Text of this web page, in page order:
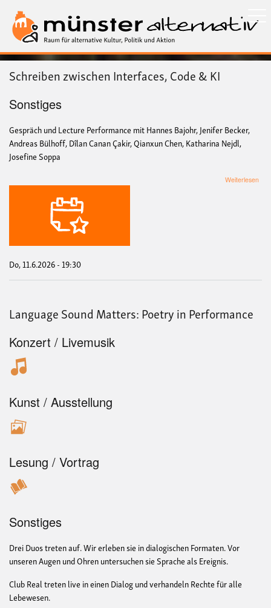
zum
Inhalt
Schreiben zwischen Interfaces, Code & KI
Sonstiges
Gespräch und Lecture Performance mit Hannes Bajohr, Jenifer Becker,
Andreas Bülhoff, Dîlan Canan Çakir, Qianxun Chen, Katharina Nejdl,
Josefine Soppa
Weiterlesen
Do, 11.6.2026 - 19:30
Language Sound Matters: Poetry in Performance
Konzert / Livemusik
Kunst / Ausstellung
Lesung / Vortrag
Sonstiges
Drei Duos treten auf. Wir erleben sie in dialogischen Formaten. Vor
unseren Augen und Ohren untersuchen sie Sprache als Ereignis.
Club Real treten live in einen Dialog und verhandeln Rechte für alle
Lebewesen.